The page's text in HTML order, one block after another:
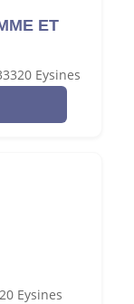
ET
Eysines
Eysines